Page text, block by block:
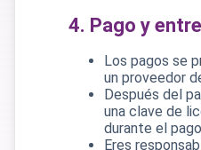
4. Pago y
Los pagos se
un proveedor
Después del
una clave de
durante el
Eres